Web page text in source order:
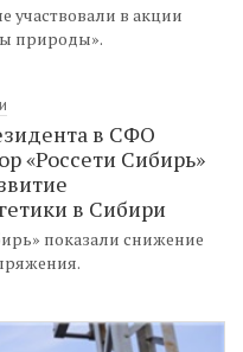
участвовали в акции
природы».
в СФО
«Россети Сибирь»
в Сибири
показали снижение